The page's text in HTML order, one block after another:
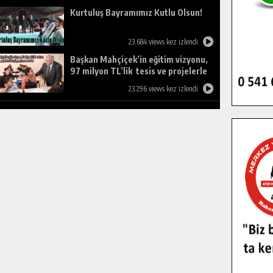
Kurtuluş Bayramımız Kutlu Olsun!
23.684 views kez izlendi
Başkan Mahçiçek’in eğitim vizyonu,
97 milyon TL’lik tesis ve projelerle
23.296 views kez izlendi